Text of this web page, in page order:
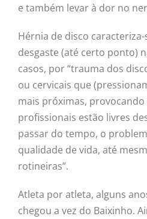
e também levar à dor no
Hérnia de disco
desgaste (até certo ponto)
casos, por “trauma dos
ou cervicais que
mais próximas,
profissionais estão livres
passar do tempo, o
qualidade de vida, até
rotineiras”.
Atleta por atleta, alguns
chegou a vez do Baixinho.